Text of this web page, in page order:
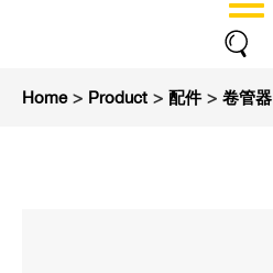
Home > Product > 配件 > 卷管器